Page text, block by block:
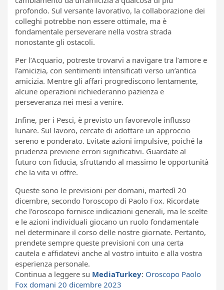
profondo. Sul versante lavorativo, la collaborazione dei
colleghi potrebbe non essere ottimale, ma è
fondamentale perseverare nella vostra strada
nonostante gli ostacoli.
Per l’Acquario, potreste trovarvi a navigare tra l’amore e
l’amicizia, con sentimenti intensificati verso un’antica
amicizia. Mentre gli affari progrediscono lentamente,
alcune operazioni richiederanno pazienza e
perseveranza nei mesi a venire.
Infine, per i Pesci, è previsto un favorevole influsso
lunare. Sul lavoro, cercate di adottare un approccio
sereno e ponderato. Evitate azioni impulsive, poiché la
prudenza previene errori significativi. Guardate al
futuro con fiducia, sfruttando al massimo le opportunità
che la vita vi offre.
Queste sono le previsioni per domani, martedì 20
dicembre, secondo l’oroscopo di Paolo Fox. Ricordate
che l’oroscopo fornisce indicazioni generali, ma le scelte
e le azioni individuali giocano un ruolo fondamentale
nel determinare il corso delle nostre giornate. Pertanto,
prendete sempre queste previsioni con una certa
cautela e affidatevi anche al vostro intuito e alla vostra
esperienza personale.
Continua a leggere su MediaTurkey: Oroscopo Paolo
Fox domani 20 dicembre 2023